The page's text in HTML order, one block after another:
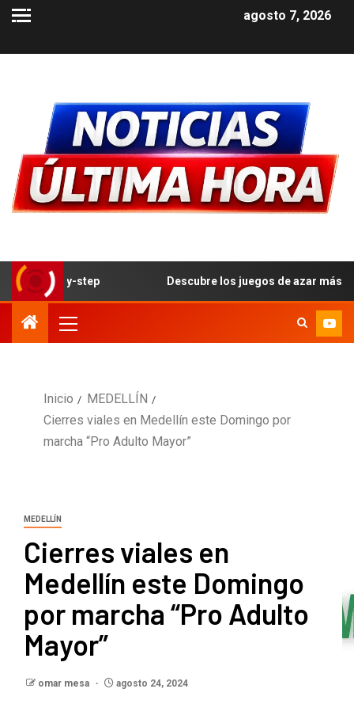
agosto 7, 2026
Descubre los juegos de azar más populares y cómo
Inicio
MEDELLÍN
Cierres viales en Medellín este Domingo por
marcha “Pro Adulto Mayor”
MEDELLÍN
Cierres viales en
Medellín este Domingo
por marcha “Pro Adulto
Mayor”
omar mesa agosto 24, 2024